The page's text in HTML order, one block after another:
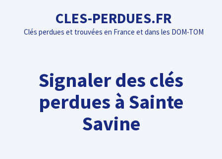
contenu
CLES-PERDUES.FR
Clés perdues et trouvées en France et dans les DOM-TOM
Signaler des clés
perdues à Sainte
Savine